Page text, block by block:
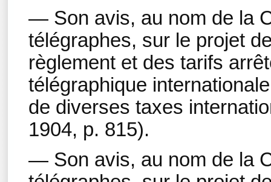
— Son avis, au nom de la
télégraphes, sur le projet
règlement et des tarifs
télégraphique
de diverses taxes
1904, p. 815).
— Son avis, au nom de la